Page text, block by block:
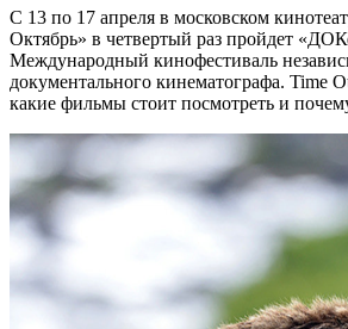
С 13 по 17 апреля в московском
Октябрь» в четвертый раз пройдет
Международный кинофестиваль
документального кинематографа. Time
какие фильмы стоит посмотреть и